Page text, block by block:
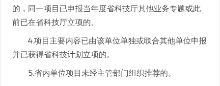
的，同一项目已申报当年度省科技厅其他业务专题或此
前已在省科技厅立项的。
4.项目主要内容已由该单位单独或联合其他单位申报
并已获得省科技计划立项的。
5.省内单位项目未经主管部门组织推荐的。